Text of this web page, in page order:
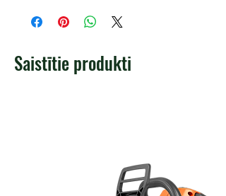
Saistītie produkti